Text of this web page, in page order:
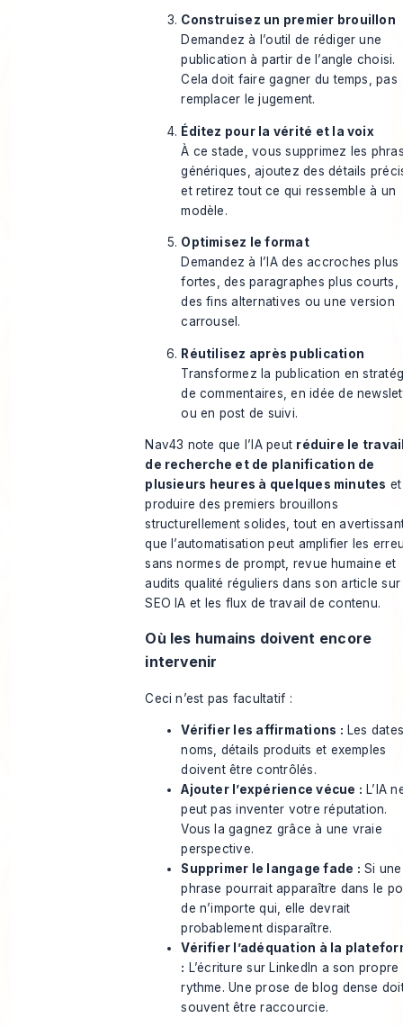
Construisez un premier brouillon
Demandez à l’outil de rédiger une
publication à partir de l’angle choisi.
Cela doit faire gagner du temps, pas
remplacer le jugement.
Éditez pour la vérité et la voix
À ce stade, vous supprimez les
génériques, ajoutez des détails
et retirez tout ce qui ressemble à un
modèle.
Optimisez le format
Demandez à l’IA des accroches plus
fortes, des paragraphes plus courts,
des fins alternatives ou une version
carrousel.
Réutilisez après publication
Transformez la publication en
de commentaires, en idée de
ou en post de suivi.
Nav43 note que l’IA peut réduire le
de recherche et de planification de
plusieurs heures à quelques minutes et
produire des premiers brouillons
structurellement solides, tout en
que l’automatisation peut amplifier les
sans normes de prompt, revue humaine et
audits qualité réguliers dans son article sur
SEO IA et les flux de travail de contenu.
Où les humains doivent encore
intervenir
Ceci n’est pas facultatif :
Vérifier les affirmations : Les
noms, détails produits et exemples
doivent être contrôlés.
Ajouter l’expérience vécue : L’IA
peut pas inventer votre réputation.
Vous la gagnez grâce à une vraie
perspective.
Supprimer le langage fade : Si une
phrase pourrait apparaître dans le
de n’importe qui, elle devrait
probablement disparaître.
Vérifier l’adéquation à la
: L’écriture sur LinkedIn a son propre
rythme. Une prose de blog dense
souvent être raccourcie.